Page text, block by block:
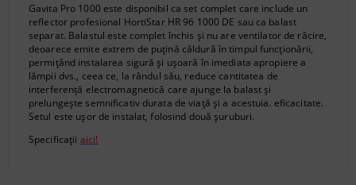
Gavita Pro 1000 este disponibil ca set complet care include un
reflector profesional HortiStar HR 96 1000 DE sau ca balast
separat. Balastul este complet închis și nu are ventilator de răcire,
deoarece emite extrem de puțină căldură în timpul funcționării,
permițând instalarea sigură și ușoară în imediata apropiere a
lămpii dvs., ceea ce, la rândul său, reduce cantitatea de
interferență electromagnetică care ajunge la balast și
prelungește semnificativ durata de viață și a acestuia. eficacitate.
Setul este ușor de instalat, folosind două șuruburi.
Specificații aici!